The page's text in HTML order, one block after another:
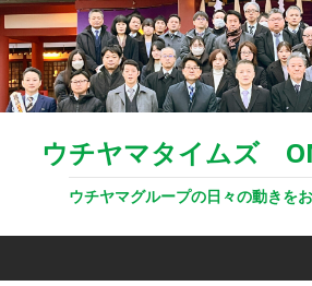
ウチヤマタイムズ
ウチヤマグループの日々の動きを